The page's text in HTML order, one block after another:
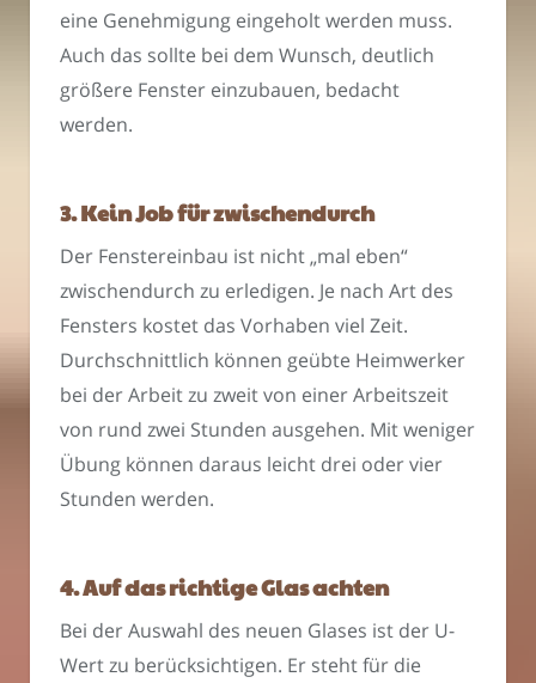
eine Genehmigung eingeholt werden muss.
Auch das sollte bei dem Wunsch, deutlich
größere Fenster einzubauen, bedacht
werden.
3. Kein Job für zwischendurch
Der Fenstereinbau ist nicht „mal eben“
zwischendurch zu erledigen. Je nach Art des
Fensters kostet das Vorhaben viel Zeit.
Durchschnittlich können geübte Heimwerker
bei der Arbeit zu zweit von einer Arbeitszeit
von rund zwei Stunden ausgehen. Mit weniger
Übung können daraus leicht drei oder vier
Stunden werden.
4. Auf das richtige Glas achten
Bei der Auswahl des neuen Glases ist der U-
Wert zu berücksichtigen. Er steht für die